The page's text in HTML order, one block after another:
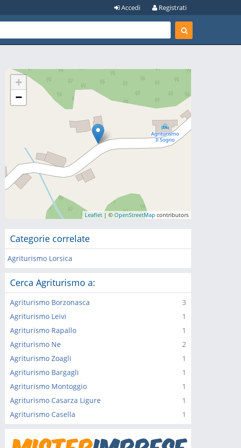
Registrati
Accedi
+
−
Leaflet | ©OpenStreetMap contributors
Categorie correlate
Agriturismo Lorsica
Cerca Agriturismo a:
3
Agriturismo Borzonasca
1
Agriturismo Leivi
1
Agriturismo Rapallo
2
Agriturismo Ne
1
Agriturismo Zoagli
1
Agriturismo Bargagli
1
Agriturismo Montoggio
1
Agriturismo Casarza Ligure
1
Agriturismo Casella